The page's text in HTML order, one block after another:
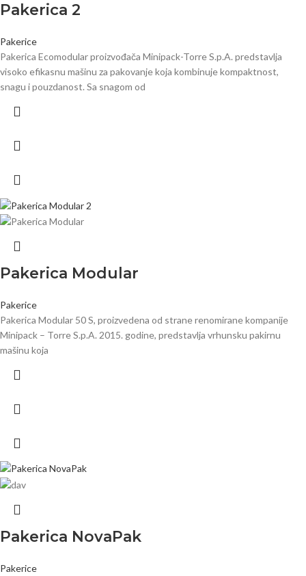
Pakerica 2
Pakerice
Pakerica Ecomodular proizvođača Minipack-Torre S.p.A. predstavlja
visoko efikasnu mašinu za pakovanje koja kombinuje kompaktnost,
snagu i pouzdanost. Sa snagom od
Pakerica Modular
Pakerice
Pakerica Modular 50 S, proizvedena od strane renomirane kompanije
Minipack – Torre S.p.A. 2015. godine, predstavlja vrhunsku pakirnu
mašinu koja
Pakerica NovaPak
Pakerice